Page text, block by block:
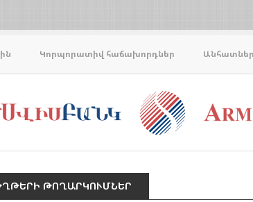
Կորպորատիվ հաճախորդներ
ԹՈՂԱՐԿՈՒՄՆԵՐ